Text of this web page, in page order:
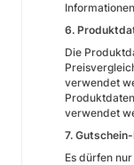
6.
Die
verwendet
verwendet
7.
Es dürfen